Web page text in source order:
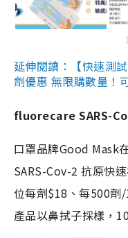
延伸閱讀：【快速測
劑優惠 無限購數量！
fluorecare SARS-
口罩品牌Good Mask
SARS-Cov-2 抗原快
位每劑$18、每500劑
產品以鼻拭子採樣，